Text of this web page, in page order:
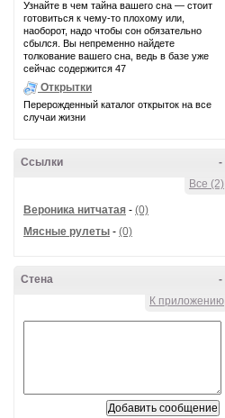
Узнайте в чем тайна вашего сна — стоит
готовиться к чему-то плохому или,
наоборот, надо чтобы сон обязательно
сбылся. Вы непременно найдете
толкование вашего сна, ведь в базе уже
сейчас содержится 47
Открытки
Перерожденный каталог открыток на все
случаи жизни
-
Ссылки
Все (2)
Вероника нитчатая - (0)
Мясные рулеты - (0)
-
Стена
К приложению